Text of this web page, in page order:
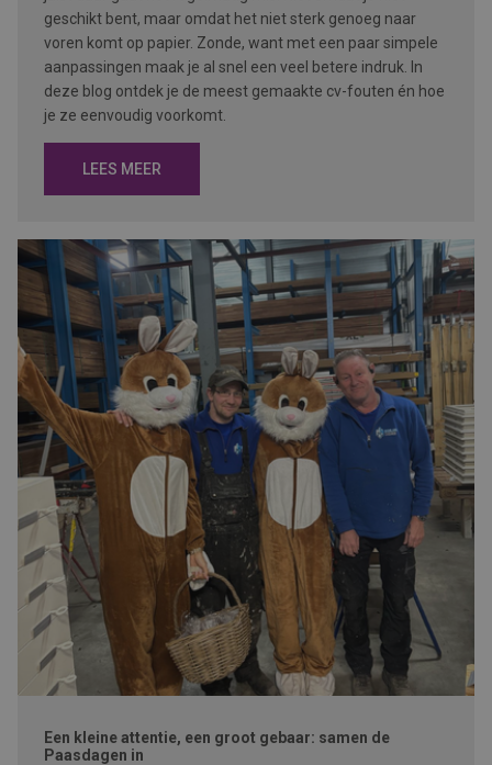
geschikt bent, maar omdat het niet sterk genoeg naar
voren komt op papier. Zonde, want met een paar simpele
aanpassingen maak je al snel een veel betere indruk. In
deze blog ontdek je de meest gemaakte cv-fouten én hoe
je ze eenvoudig voorkomt.
LEES MEER
Een kleine attentie, een groot gebaar: samen de
Paasdagen in